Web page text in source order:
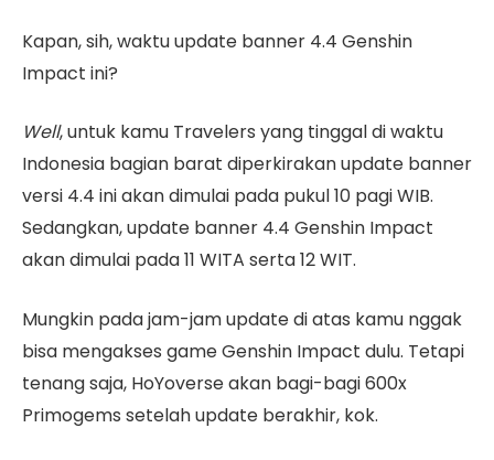
Kapan, sih, waktu update banner 4.4 Genshin
Impact ini?
Well, untuk kamu Travelers yang tinggal di waktu
Indonesia bagian barat diperkirakan update banner
versi 4.4 ini akan dimulai pada pukul 10 pagi WIB.
Sedangkan, update banner 4.4 Genshin Impact
akan dimulai pada 11 WITA serta 12 WIT.
Mungkin pada jam-jam update di atas kamu nggak
bisa mengakses game Genshin Impact dulu. Tetapi
tenang saja, HoYoverse akan bagi-bagi 600x
Primogems setelah update berakhir, kok.